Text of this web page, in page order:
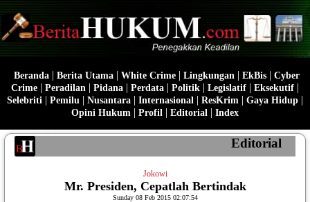
Beranda| Berita Utama| White Crime| Lingkungan | EkBis| Cyber
Crime | Peradilan | Pidana | Perdata | Politik | Legislatif | Eksekutif |
Selebriti | Pemilu | Nusantara | Internasional | ResKrim | Gaya Hidup |
Opini Hukum | Profil | Editorial | Index
Editorial
Jokowi
Mr. Presiden, Cepatlah Bertindak
Sunday 08 Feb 2015 02:07:54